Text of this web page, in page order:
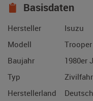
Basisdaten
Hersteller
Isuzu
Modell
Baujahr
1980er
Typ
Herstellerland